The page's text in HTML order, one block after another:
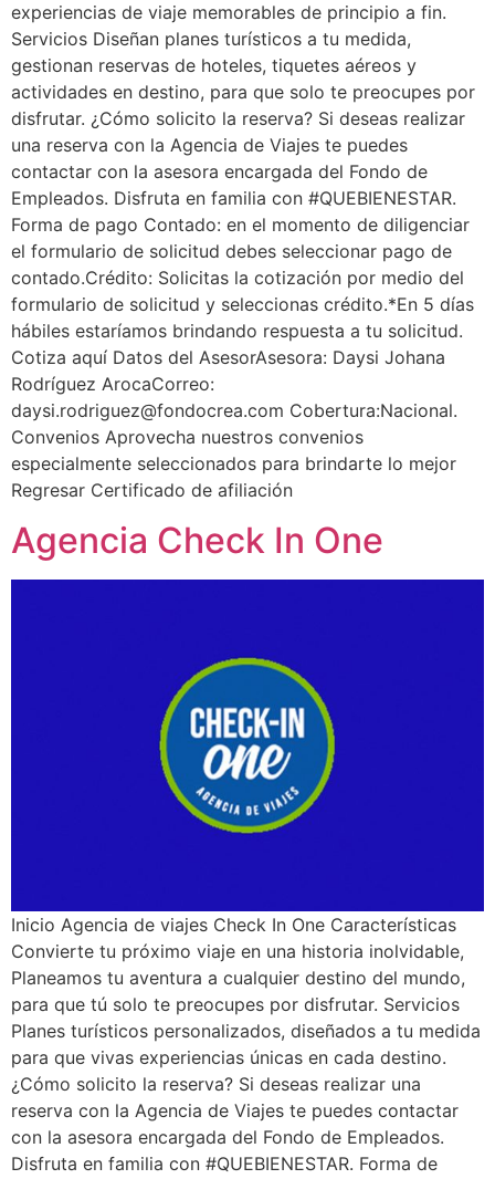
experiencias de viaje memorables de principio a fin.
Servicios Diseñan planes turísticos a tu medida,
gestionan reservas de hoteles, tiquetes aéreos y
actividades en destino, para que solo te preocupes por
disfrutar. ¿Cómo solicito la reserva? Si deseas realizar
una reserva con la Agencia de Viajes te puedes
contactar con la asesora encargada del Fondo de
Empleados. Disfruta en familia con #QUEBIENESTAR.
Forma de pago Contado: en el momento de diligenciar
el formulario de solicitud debes seleccionar pago de
contado.Crédito: Solicitas la cotización por medio del
formulario de solicitud y seleccionas crédito.*En 5 días
hábiles estaríamos brindando respuesta a tu solicitud.
Cotiza aquí Datos del AsesorAsesora: Daysi Johana
Rodríguez ArocaCorreo:
daysi.rodriguez@fondocrea.com Cobertura:Nacional.
Convenios Aprovecha nuestros convenios
especialmente seleccionados para brindarte lo mejor
Regresar Certificado de afiliación
Agencia Check In One
Inicio Agencia de viajes Check In One Características
Convierte tu próximo viaje en una historia inolvidable,
Planeamos tu aventura a cualquier destino del mundo,
para que tú solo te preocupes por disfrutar. Servicios
Planes turísticos personalizados, diseñados a tu medida
para que vivas experiencias únicas en cada destino.
¿Cómo solicito la reserva? Si deseas realizar una
reserva con la Agencia de Viajes te puedes contactar
con la asesora encargada del Fondo de Empleados.
Disfruta en familia con #QUEBIENESTAR. Forma de